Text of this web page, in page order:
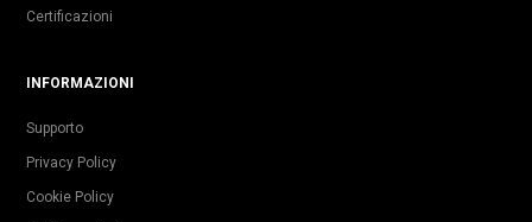
Certificazioni
INFORMAZIONI
Supporto
Privacy Policy
Cookie Policy